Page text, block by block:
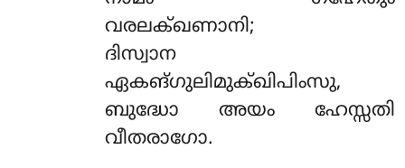
വരലക്ഖണാനി;
ദിസ്വാന
ഏകങ്ഗുലിമുക്ഖിപിംസു,
ബുദ്ധോ അയം ഹേസ്സതി
വീതരാഗോ.